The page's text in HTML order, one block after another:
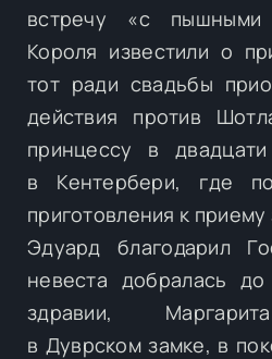
встречу «с пышными
Короля известили о
тот ради свадьбы
действия против
принцессу в
в Кентербери, где
приготовления к
Эдуард благодарил
невеста добралась
здравии,
в Дуврском замке, в